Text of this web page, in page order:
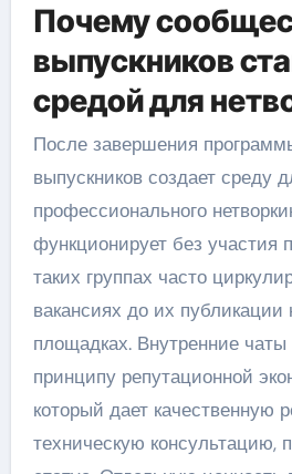
Почему
выпускников
средой для
После завершения
выпускников создает среду
профессионального
функционирует без участия
таких группах часто
вакансиях до их публикации
площадках. Внутренние
принципу репутационной
который дает качественную
техническую консультацию,